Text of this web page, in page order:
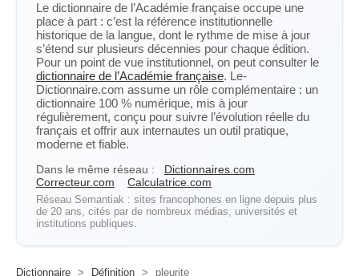
Le dictionnaire de l’Académie française occupe une
place à part : c’est la référence institutionnelle
historique de la langue, dont le rythme de mise à jour
s’étend sur plusieurs décennies pour chaque édition.
Pour un point de vue institutionnel, on peut consulter le
dictionnaire de l’Académie française. Le-
Dictionnaire.com assume un rôle complémentaire : un
dictionnaire 100 % numérique, mis à jour
régulièrement, conçu pour suivre l’évolution réelle du
français et offrir aux internautes un outil pratique,
moderne et fiable.
Dans le même réseau :
Dictionnaires.com
Correcteur.com
Calculatrice.com
Réseau Semantiak : sites francophones en ligne depuis plus
de 20 ans, cités par de nombreux médias, universités et
institutions publiques.
Dictionnaire > Définition > pleurite